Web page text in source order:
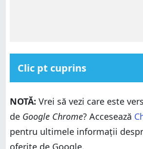
Clic pt cuprins
dispozitivele)
1.1. Deschide Google Chrome
1.2. Accesează chrome://version
NOTĂ: Vrei să vezi care este
de Google Chrome? Accesează
pentru ultimele informații